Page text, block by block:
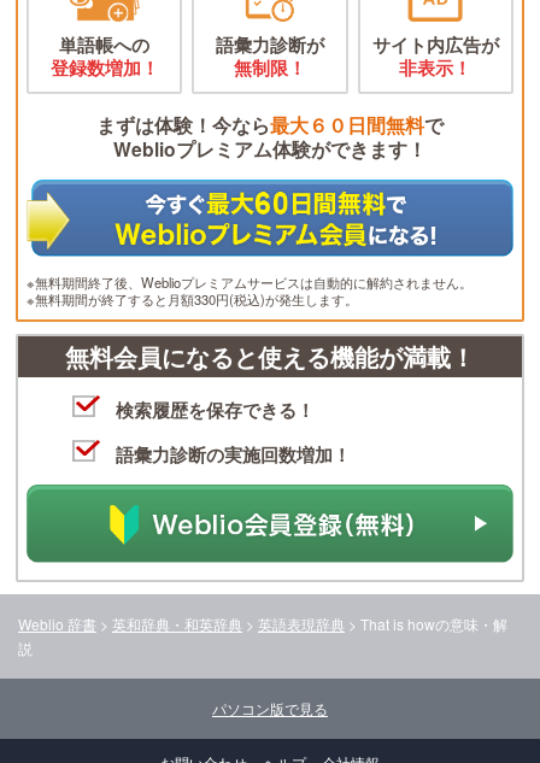
単語帳への
登録数増加！
語彙力診断が
無制限！
サイト内広告が
非表示！
まずは体験！今なら最大６０日間無料で
Weblioプレミアム体験ができます！
※無料期間終了後、Weblioプレミアムサービスは自動的に解約されません。
※無料期間が終了すると月額330円(税込)が発生します。
無料会員になると使える機能が満載！
検索履歴を保存できる！
語彙力診断の実施回数増加！
Weblio 辞書 > 英和辞典・和英辞典 > 英語表現辞典 > That is howの意味・解
説
パソコン版で見る